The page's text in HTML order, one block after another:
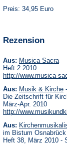
Preis: 34,95 Euro
Rezension
Aus: Musica Sacra
Tab)
Heft 2 2010
http://www.musica-
Aus: Musik & Kirche -
Die Zeitschrift für
März-Apr. 2010
http://
Aus:
im Bistum Osnabrück
Heft 38, März 2010 -